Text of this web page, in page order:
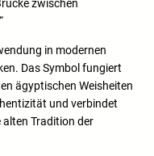
zwischen
in modernen
Das Symbol fungiert
ägyptischen Weisheiten
und verbindet
Tradition der